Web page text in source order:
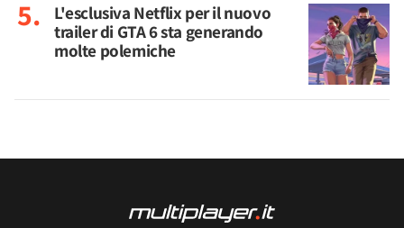
L'esclusiva Netflix per il nuovo
trailer di GTA 6 sta generando
molte polemiche